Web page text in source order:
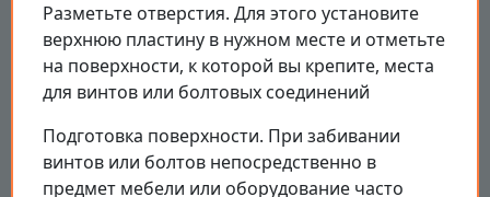
Разметьте отверстия. Для этого установите
верхнюю пластину в нужном месте и отметьте
на поверхности, к которой вы крепите, места
для винтов или болтовых соединений
Подготовка поверхности. При забивании
винтов или болтов непосредственно в
предмет мебели или оборудование часто